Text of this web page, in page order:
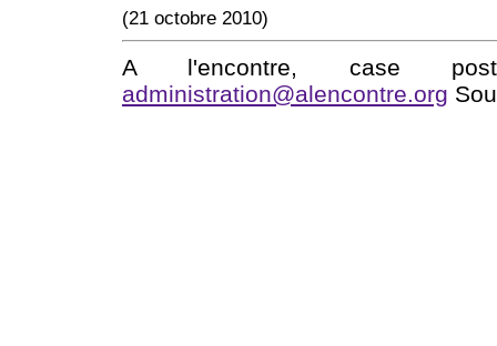
(21 octobre 2010)
A l'encontre, case
administration@alencontre.org